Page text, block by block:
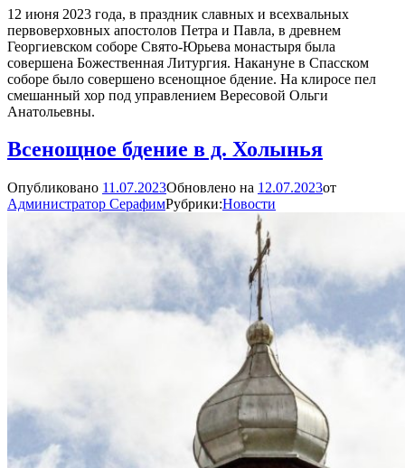
12 июня 2023 года, в праздник славных и всехвальных
первоверховных апостолов Петра и Павла, в древнем
Георгиевском соборе Свято-Юрьева монастыря была
совершена Божественная Литургия. Накануне в Спасском
соборе было совершено всенощное бдение. На клиросе пел
смешанный хор под управлением Вересовой Ольги
Анатольевны.
Всенощное бдение в д. Холынья
Опубликовано 11.07.2023Обновлено на 12.07.2023от
Администратор СерафимРубрики:Новости